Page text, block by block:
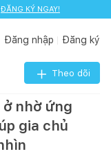
ĐĂNG KÝ NGAY!
Đăng nhập Đăng ký
Theo dõi
ở nhờ ứng
gia chủ